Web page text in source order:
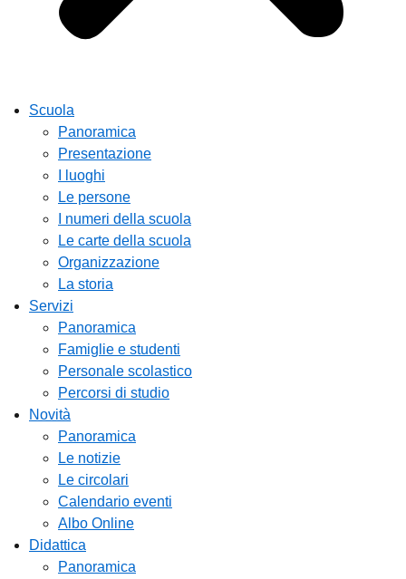
Scuola
Panoramica
Presentazione
I luoghi
Le persone
I numeri della scuola
Le carte della scuola
Organizzazione
La storia
Servizi
Panoramica
Famiglie e studenti
Personale scolastico
Percorsi di studio
Novità
Panoramica
Le notizie
Le circolari
Calendario eventi
Albo Online
Didattica
Panoramica